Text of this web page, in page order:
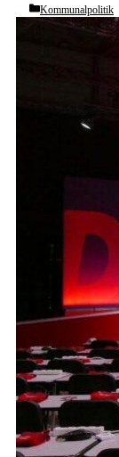
Categories
Kommunalpolitik